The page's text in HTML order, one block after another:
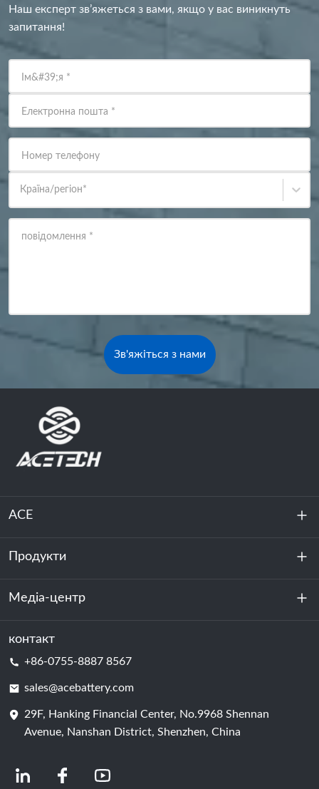
Наш експерт зв’яжеться з вами, якщо у вас виникнуть
запитання!
Ім&#39;я *
Електронна пошта *
Номер телефону
Країна/регіон*
повідомлення *
Зв'яжіться з нами
ACE
Про нас
Стійкість
Продукти
Зберігання енергії
Центр обробки даних та серверна кімната
Елемент батареї
Медіа-центр
Новини
контакт
+86-0755-8887 8567
sales@acebattery.com
29F, Hanking Financial Center, No.9968 Shennan
Avenue, Nanshan District, Shenzhen, China